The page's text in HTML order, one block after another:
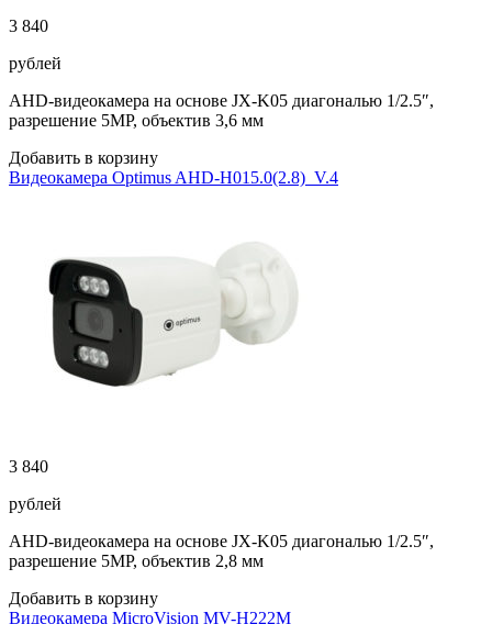
3 840
рублей
AHD-видеокамера на основе JX-K05 диагональю 1/2.5″,
разрешение 5MP, объектив 3,6 мм
Добавить в корзину
Видеокамера Optimus AHD-H015.0(2.8)_V.4
3 840
рублей
AHD-видеокамера на основе JX-K05 диагональю 1/2.5″,
разрешение 5MP, объектив 2,8 мм
Добавить в корзину
Видеокамера MicroVision MV-H222М